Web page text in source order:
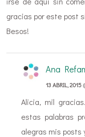
gracias por este post
Besos!
Ana
13 ABRIL, 2015
Alicia, mil
estas palabras
alegras mis posts